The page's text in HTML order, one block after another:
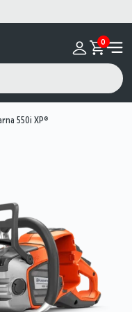
0
550i XP®